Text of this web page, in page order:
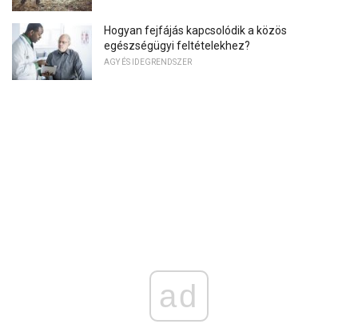
Hogyan fejfájás kapcsolódik a közös
egészségügyi feltételekhez?
AGY ÉS IDEGRENDSZER
ad